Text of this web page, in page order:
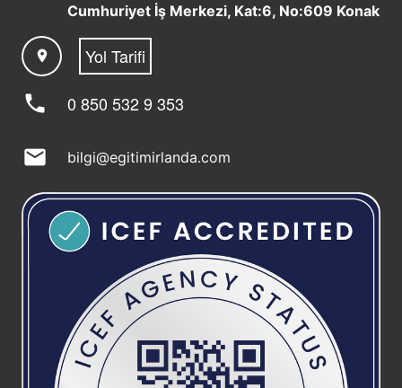
Cumhuriyet İş Merkezi, Kat:6, No:609 Konak
location_on Yol Tarifi
phone 0 850 532 9 353
mail bilgi@egitimirlanda.com